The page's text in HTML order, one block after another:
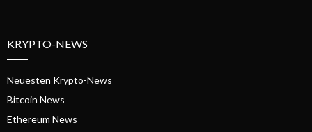
KRYPTO-NEWS
Neuesten Krypto-News
Bitcoin News
Ethereum News